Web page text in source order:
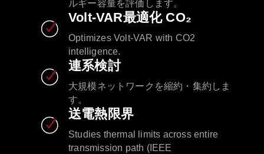
ルギー容量を評価します。
Volt-VAR最適化 CO₂
Optimizes Volt-VAR with CO2
intelligence.​
連系検討
大規模ネットワークを縮約・集約しま
す。
送電熱限界
Studies thermal limits across entire
transmission path (IEEE